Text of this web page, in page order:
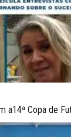
a14ª Copa de